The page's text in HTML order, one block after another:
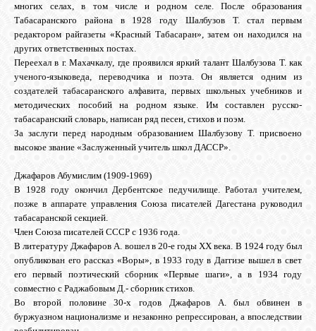
многих селах, в том числе и родном селе. После образования
Табасаранского района в 1928 году Шалбузов Т. стал первым
редактором райгазеты «Красный Табасаран», затем он находился на
других ответственных постах.
Переехал в г. Махачкалу, где проявился яркий талант Шалбузова Т. как
ученого-языковеда, переводчика и поэта. Он является одним из
создателей табасаранского алфавита, первых школьных учебников и
методических пособий на родном языке. Им составлен русско-
табасаранский словарь, написан ряд песен, стихов и поэм.
За заслуги перед народным образованием Шалбузову Т. присвоено
высокое звание «Заслуженный учитель школ ДАССР».
Джафаров Абумислим (1909-1969)
В 1928 году окончил Дербентское педучилище. Работал учителем,
позже в аппарате управления Союза писателей Дагестана руководил
табасаранской секцией.
Член Союза писателей СССР с 1936 года.
В литературу Джафаров А. вошел в 20-е годы XX века. В 1924 году был
опубликован его рассказ «Воры», в 1933 году в Даггизе вышел в свет
его первый поэтический сборник «Первые шаги», а в 1934 году
совместно с Раджабовым Д.- сборник стихов.
Во второй половине 30-х годов Джафаров А. был обвинен в
буржуазном национализме и незаконно репрессирован, а впоследствии